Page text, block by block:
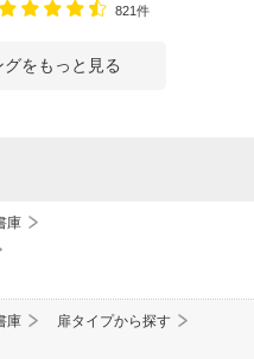
821件
をもっと見る
庫
庫
扉タイプから探す